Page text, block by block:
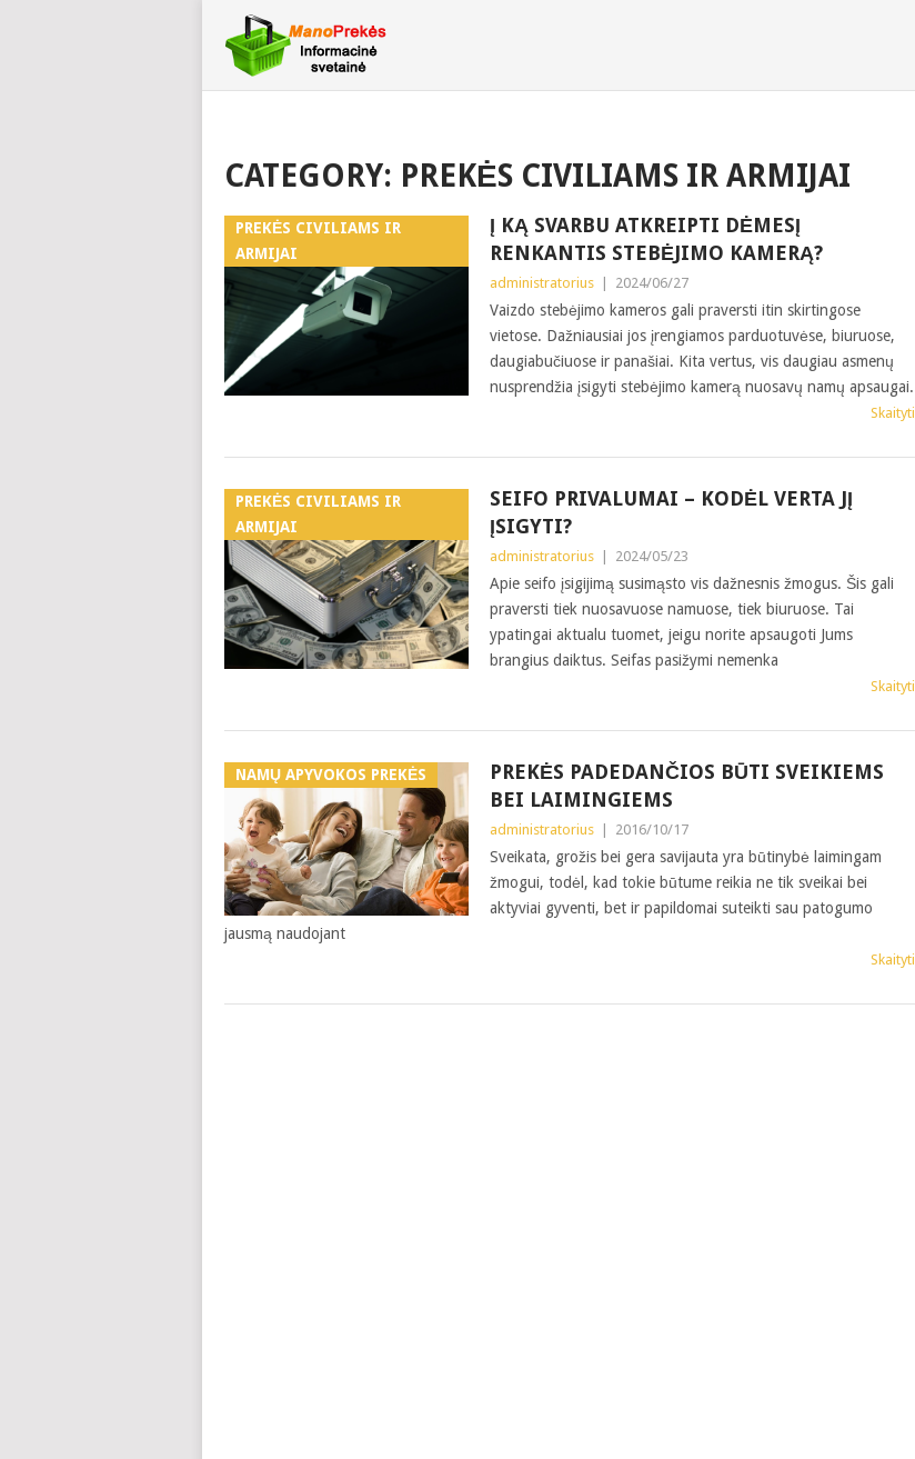
CATEGORY: PREKĖS CIVILIAMS IR ARMIJAI
PREKĖS CIVILIAMS IR
ARMIJAI
Į KĄ SVARBU ATKREIPTI DĖMESĮ
RENKANTIS STEBĖJIMO KAMERĄ?
administratorius 2024/06/27
Vaizdo stebėjimo kameros gali praversti itin skirtingose
vietose. Dažniausiai jos įrengiamos parduotuvėse, biuruose,
daugiabučiuose ir panašiai. Kita vertus, vis daugiau asmenų
nusprendžia įsigyti stebėjimo kamerą nuosavų namų apsaugai.
Skaityti
PREKĖS CIVILIAMS IR
ARMIJAI
SEIFO PRIVALUMAI – KODĖL VERTA JĮ
ĮSIGYTI?
administratorius 2024/05/23
Apie seifo įsigijimą susimąsto vis dažnesnis žmogus. Šis gali
praversti tiek nuosavuose namuose, tiek biuruose. Tai
ypatingai aktualu tuomet, jeigu norite apsaugoti Jums
brangius daiktus. Seifas pasižymi nemenka
Skaityti
NAMŲ APYVOKOS PREKĖS
PREKĖS PADEDANČIOS BŪTI SVEIKIEMS
BEI LAIMINGIEMS
administratorius 2016/10/17
Sveikata, grožis bei gera savijauta yra būtinybė laimingam
žmogui, todėl, kad tokie būtume reikia ne tik sveikai bei
aktyviai gyventi, bet ir papildomai suteikti sau patogumo
jausmą naudojant
Skaityti